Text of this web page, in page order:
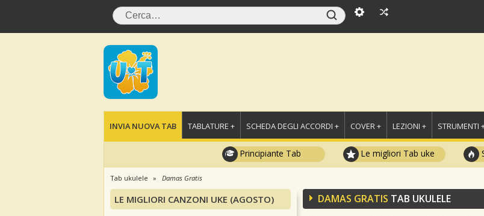
INVIA NUOVA TAB TABLATURE + SCHEDA DEGLI ACCORDI + COVER + LEZIONI + STRUMENTI
Principiante Tab Le migliori Tab uke
Tab ukulele Damas Gratis
DAMAS GRATIS TAB UKULELE
LE MIGLIORI CANZONI UKE (AGOSTO)